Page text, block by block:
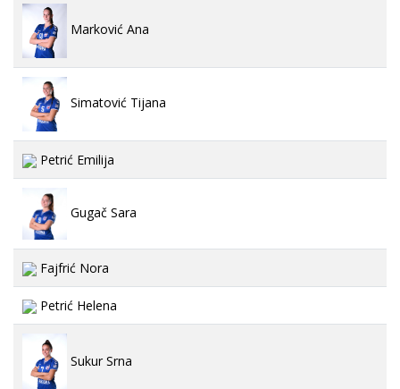
Marković Ana
Simatović Tijana
Petrić Emilija
Gugač Sara
Fajfrić Nora
Petrić Helena
Sukur Srna